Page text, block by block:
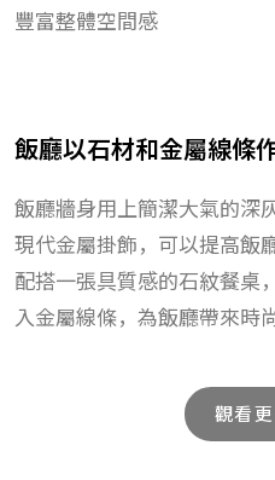
豐富整體空間感
飯廳以石材和金屬線條
飯廳牆身用上簡潔大氣的深
現代金屬掛飾，可以提高飯
配搭一張具質感的石紋餐桌
入金屬線條，為飯廳帶來時
觀看